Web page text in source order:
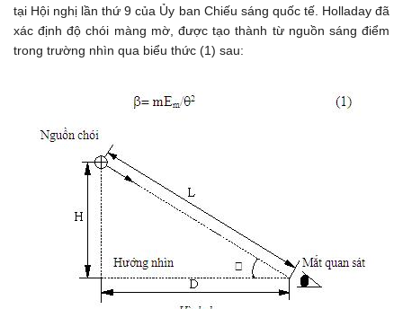
tại Hội nghị lần thứ 9 của Ủy ban Chiếu sáng quốc tế. Holladay đã
xác định độ chói màng mờ, được tạo thành từ nguồn sáng điểm
trong trường nhìn qua biểu thức (1) sau: